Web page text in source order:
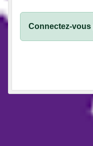
Connectez-vous